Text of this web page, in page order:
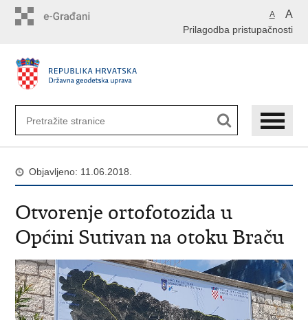
A A
Prilagodba pristupačnosti
Objavljeno: 11.06.2018.
Otvorenje ortofotozida u
Općini Sutivan na otoku Braču